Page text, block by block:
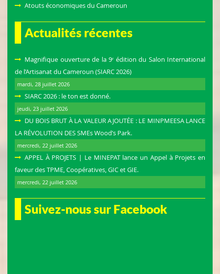
Atouts économiques du Cameroun
Actualités récentes
Magnifique ouverture de la 9ᵉ édition du Salon International
de l’Artisanat du Cameroun (SIARC 2026)
mardi, 28 juillet 2026
SIARC 2026 : le ton est donné.
jeudi, 23 juillet 2026
DU BOIS BRUT À LA VALEUR AJOUTÉE : LE MINPMEESA LANCE
LA RÉVOLUTION DES SMEs Wood’s Park.
mercredi, 22 juillet 2026
APPEL À PROJETS | Le MINEPAT lance un Appel à Projets en
faveur des TPME, Coopératives, GIC et GIE.
mercredi, 22 juillet 2026
Suivez-nous sur Facebook